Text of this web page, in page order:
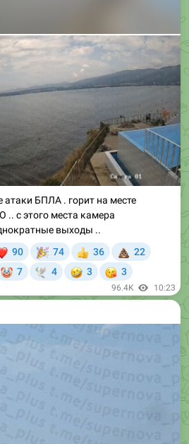
атаки БПЛА . горит на месте
.. с этого места камера
выходы ..
90 74 36
💩
22
7 4 3
😘
3
96.4K 10:23